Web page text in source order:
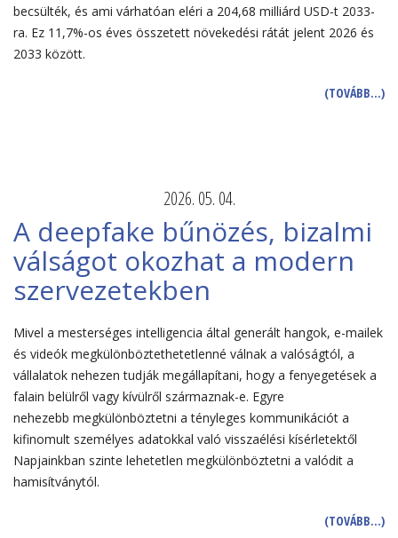
becsülték, és ami várhatóan eléri a 204,68 milliárd USD-t 2033-
ra. Ez 11,7%-os éves összetett növekedési rátát jelent 2026 és
2033 között.
(TOVÁBB…)
2026. 05. 04.
A deepfake bűnözés, bizalmi
válságot okozhat a modern
szervezetekben
Mivel a mesterséges intelligencia által generált hangok, e-mailek
és videók megkülönböztethetetlenné válnak a valóságtól, a
vállalatok nehezen tudják megállapítani, hogy a fenyegetések a
falain belülről vagy kívülről származnak-e. Egyre
nehezebb megkülönböztetni a tényleges kommunikációt a
kifinomult személyes adatokkal való visszaélési kísérletektől
Napjainkban szinte lehetetlen megkülönböztetni a valódit a
hamisítványtól.
(TOVÁBB…)